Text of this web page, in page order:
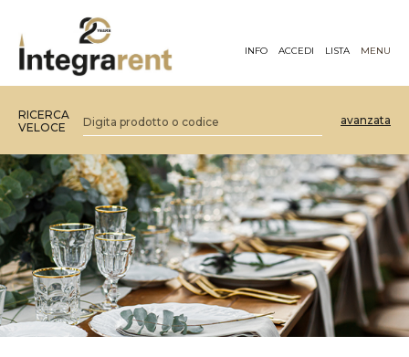
INFO ACCEDI LISTA MENU
RICERCA
VELOCE
avanzata